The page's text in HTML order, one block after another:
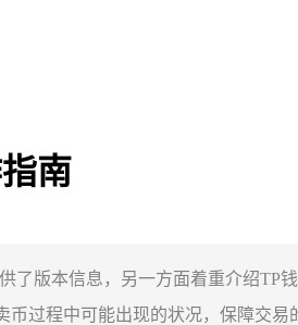
南
了版本信息，另一方面着重介绍TP
过程中可能出现的状况，保障交易